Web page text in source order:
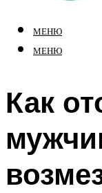
МЕНЮ
МЕНЮ
Как